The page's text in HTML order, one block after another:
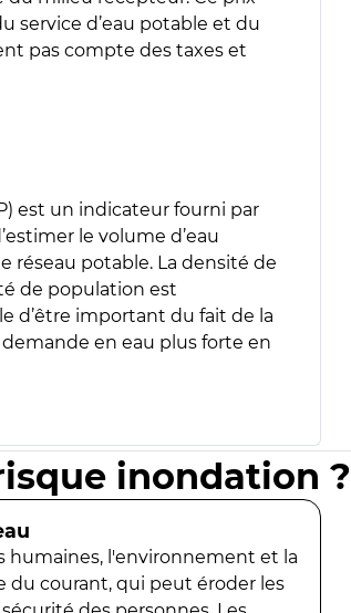
service d’eau potable et du
pas compte des taxes et
est un indicateur fourni par
le volume d’eau
réseau potable. La densité de
de population est
d’être important du fait de la
en eau plus forte en
inondation ?
humaines, l'environnement et la
du courant, qui peut éroder les